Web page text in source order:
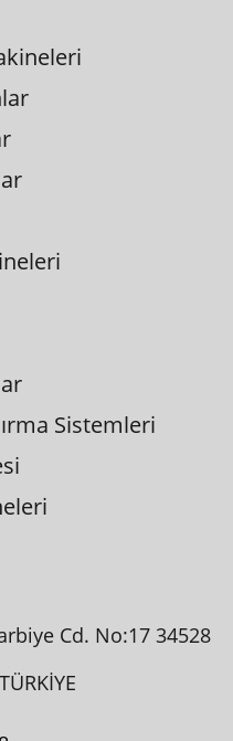
Sistemleri
Cd. No:17 34528